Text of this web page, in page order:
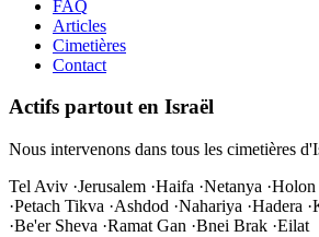
FAQ
Articles
Cimetières
Contact
Actifs partout en Israël
Nous intervenons dans tous les cimetières
Tel Aviv ·Jerusalem ·Haifa ·Netanya ·Holon
·Petach Tikva ·Ashdod ·Nahariya ·Hadera ·
·Be'er Sheva ·Ramat Gan ·Bnei Brak ·Eilat